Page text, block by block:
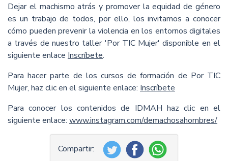
Dejar el machismo atrás y promover la equidad de género
es un trabajo de todos, por ello, los invitamos a conocer
cómo pueden prevenir la violencia en los entornos digitales
a través de nuestro taller 'Por TIC Mujer' disponible en el
siguiente enlace Inscríbete.
Para hacer parte de los cursos de formación de Por TIC
Mujer, haz clic en el siguiente enlace: Inscríbete
Para conocer los contenidos de IDMAH haz clic en el
siguiente enlace: www.instagram.com/demachosahombres/